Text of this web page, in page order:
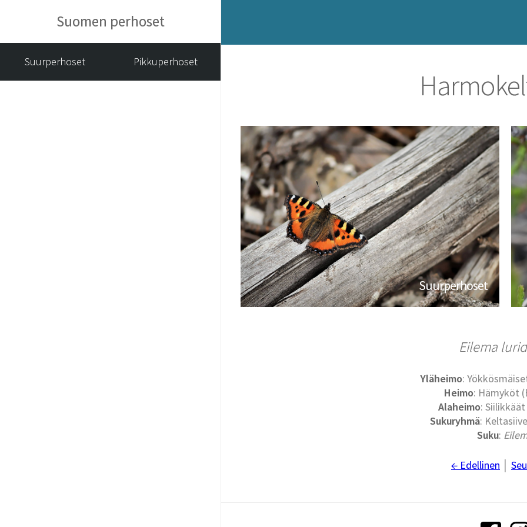
Suomen perhoset
Suurperhoset Pikkuperhoset
Suurperhoset
Eilema
Yläheimo:
Heimo: Hämyköt
Alaheimo:
Sukuryhmä:
Suku:
← Edellinen